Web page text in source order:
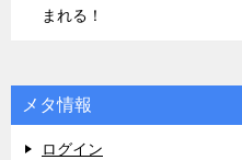
まれる！
メタ情報
ログイン